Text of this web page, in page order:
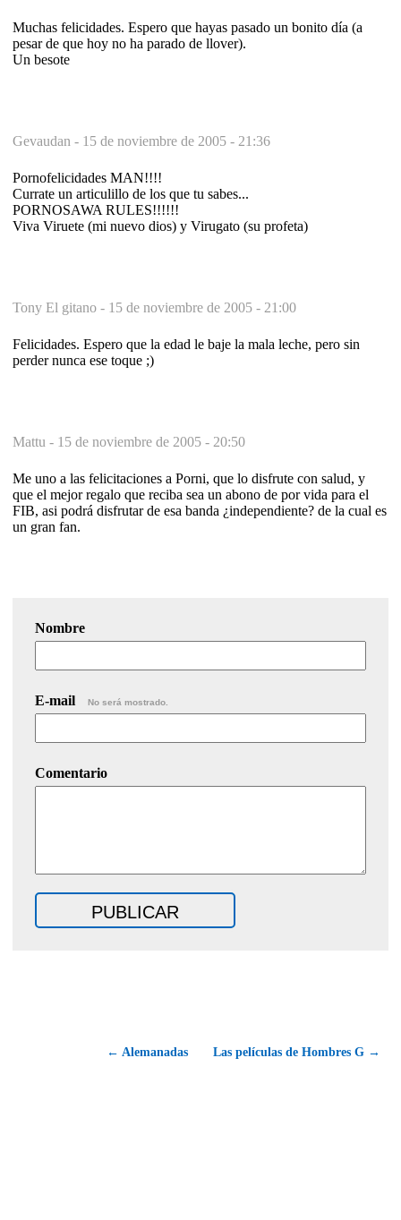
Muchas felicidades. Espero que hayas pasado un bonito día (a
pesar de que hoy no ha parado de llover).
Un besote
Gevaudan - 15 de noviembre de 2005 - 21:36
Pornofelicidades MAN!!!!
Currate un articulillo de los que tu sabes...
PORNOSAWA RULES!!!!!!
Viva Viruete (mi nuevo dios) y Virugato (su profeta)
Tony El gitano - 15 de noviembre de 2005 - 21:00
Felicidades. Espero que la edad le baje la mala leche, pero sin
perder nunca ese toque ;)
Mattu - 15 de noviembre de 2005 - 20:50
Me uno a las felicitaciones a Porni, que lo disfrute con salud, y
que el mejor regalo que reciba sea un abono de por vida para el
FIB, asi podrá disfrutar de esa banda ¿independiente? de la cual es
un gran fan.
Nombre
E-mail No será mostrado.
Comentario
← Alemanadas Las películas de Hombres G →